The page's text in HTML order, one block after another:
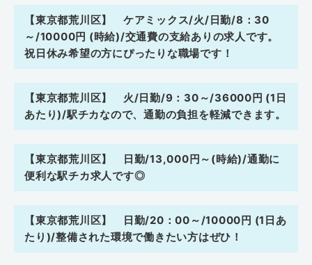
【東京都荒川区】 ケアミックス/火/日勤/8：30
～/10000円 (時給)/交通費の支給ありの求人です。
祝日休み希望の方にぴったりな職場です！
【東京都荒川区】 火/日勤/9：30～/36000円 (1日
あたり)/駅チカなので、通勤の負担を軽減できます。
【東京都荒川区】 日勤/13,000円～(時給)/通勤に
便利な駅チカ求人です◎
【東京都荒川区】 日勤/20：00～/10000円 (1日あ
たり)/整備された環境で働きたい方はぜひ！